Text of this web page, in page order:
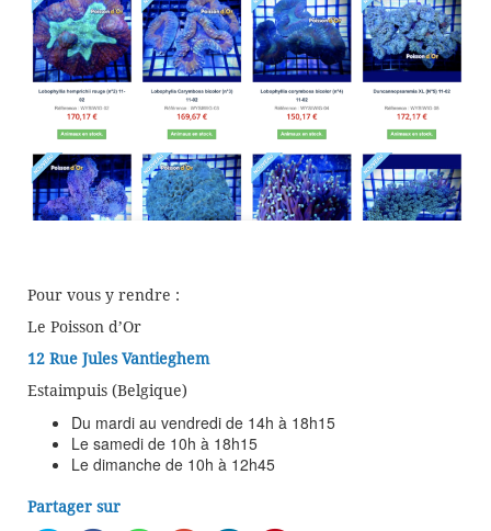
Pour vous y rendre :
Le Poisson d’Or
12 Rue Jules Vantieghem
Estaimpuis (Belgique)
Du mardi au vendredi de 14h à 18h15
Le samedi de 10h à 18h15
Le dimanche de 10h à 12h45
Partager sur